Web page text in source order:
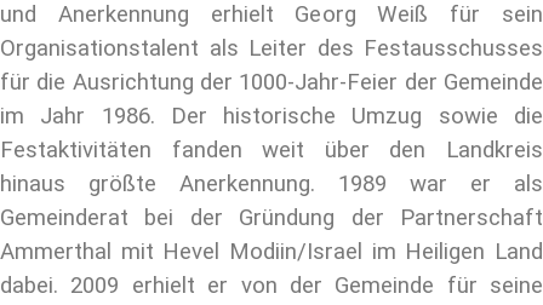
und Anerkennung erhielt Georg Weiß für sein
Organisationstalent als Leiter des Festausschusses
für die Ausrichtung der 1000-Jahr-Feier der Gemeinde
im Jahr 1986. Der historische Umzug sowie die
Festaktivitäten fanden weit über den Landkreis
hinaus größte Anerkennung. 1989 war er als
Gemeinderat bei der Gründung der Partnerschaft
Ammerthal mit Hevel Modiin/Israel im Heiligen Land
dabei. 2009 erhielt er von der Gemeinde für seine